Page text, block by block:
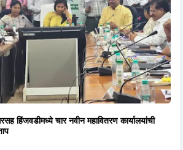
हिंजवडीमध्ये चार नवीन महावितरण कार्यालयांची